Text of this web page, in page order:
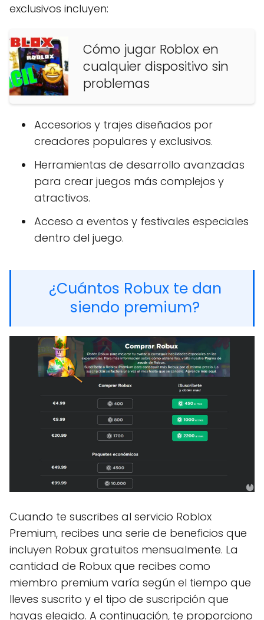
exclusivos incluyen:
Cómo jugar Roblox en
cualquier dispositivo sin
problemas
Accesorios y trajes diseñados por
creadores populares y exclusivos.
Herramientas de desarrollo avanzadas
para crear juegos más complejos y
atractivos.
Acceso a eventos y festivales especiales
dentro del juego.
¿Cuántos Robux te dan
siendo premium?
Cuando te suscribes al servicio Roblox
Premium, recibes una serie de beneficios que
incluyen Robux gratuitos mensualmente. La
cantidad de Robux que recibes como
miembro premium varía según el tiempo que
lleves suscrito y el tipo de suscripción que
hayas elegido. A continuación, te proporciono